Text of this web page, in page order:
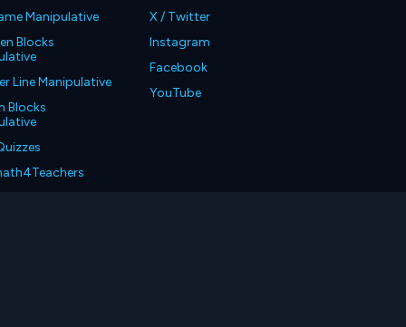
Manipulative
Blocks
Line Manipulative
Blocks
X / Twitter
Instagram
Facebook
YouTube